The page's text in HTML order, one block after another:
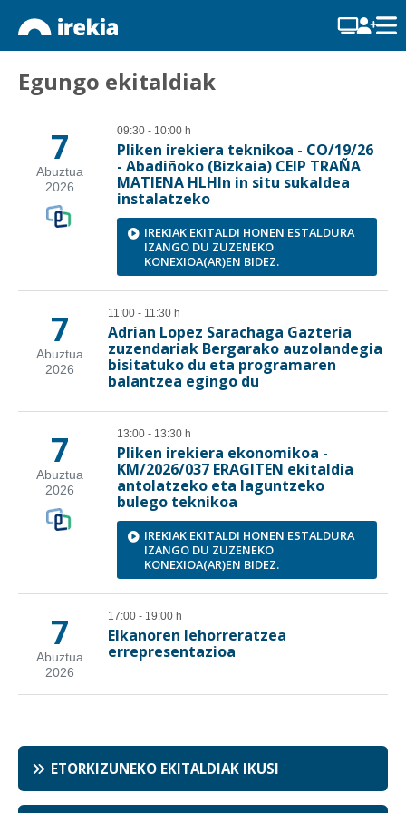
Egungo ekitaldiak
ETORKIZUNEKO EKITALDIAK IKUSI